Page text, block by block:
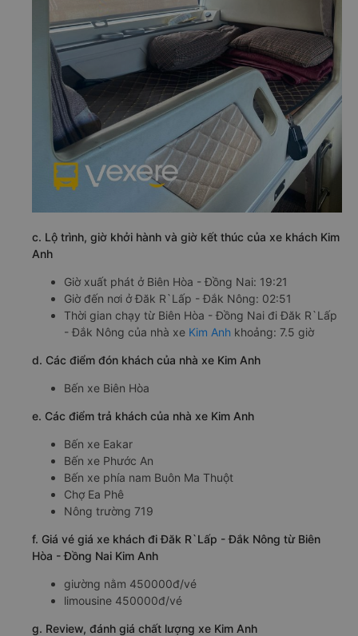
c. Lộ trình, giờ khởi hành và giờ kết thúc của xe khách Kim
Anh
Giờ xuất phát ở Biên Hòa - Đồng Nai: 19:21
Giờ đến nơi ở Đăk R`Lấp - Đắk Nông: 02:51
Thời gian chạy từ Biên Hòa - Đồng Nai đi Đăk R`Lấp
- Đắk Nông của nhà xe Kim Anh khoảng: 7.5 giờ
d. Các điểm đón khách của nhà xe Kim Anh
Bến xe Biên Hòa
e. Các điểm trả khách của nhà xe Kim Anh
Bến xe Eakar
Bến xe Phước An
Bến xe phía nam Buôn Ma Thuột
Chợ Ea Phê
Nông trường 719
f. Giá vé giá xe khách đi Đăk R`Lấp - Đắk Nông từ Biên
Hòa - Đồng Nai Kim Anh
giường nằm 450000đ/vé
limousine 450000đ/vé
g. Review, đánh giá chất lượng xe Kim Anh